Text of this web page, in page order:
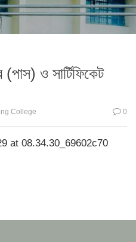
ও সার্টিফিকেট
College 0
at 08.34.30_69602c70